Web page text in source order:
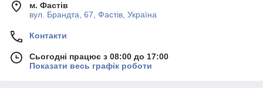
м. Фастів
вул. Брандта, 67, Фастів, Україна
Контакти
Сьогодні працює з 08:00 до 17:00
Показати весь графік роботи